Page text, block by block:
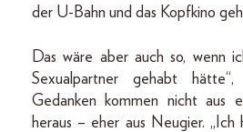
der U-Bahn und das Kopfkino
Das wäre aber auch so, wenn
Sexualpartner gehabt
Gedanken kommen nicht aus
heraus – eher aus Neugier.